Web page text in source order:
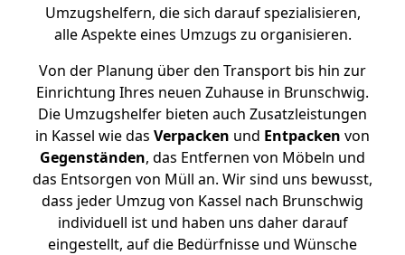
Umzugshelfern, die sich darauf spezialisieren,
alle Aspekte eines Umzugs zu organisieren.
Von der Planung über den Transport bis hin zur
Einrichtung Ihres neuen Zuhause in Brunschwig.
Die Umzugshelfer bieten auch Zusatzleistungen
in Kassel wie das Verpacken und Entpacken von
Gegenständen, das Entfernen von Möbeln und
das Entsorgen von Müll an. Wir sind uns bewusst,
dass jeder Umzug von Kassel nach Brunschwig
individuell ist und haben uns daher darauf
eingestellt, auf die Bedürfnisse und Wünsche